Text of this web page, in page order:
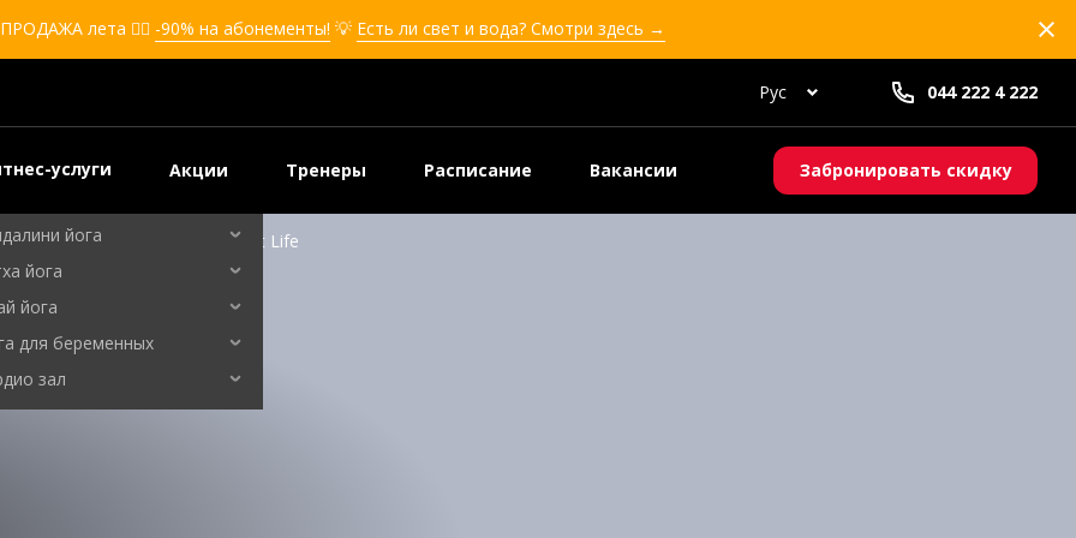
лета ❤️‍🔥 -90% на абонементы! 💡 Есть ли свет и вода? Смотри здесь →
Рус 044 222 4 222
услуги
для девушек
для детей
для девушек
для детей
йога
йога
йога
для беременных
зал
Акции Тренеры Расписание Вакансии Забронировать скидку
эффективные советы от Sport Life